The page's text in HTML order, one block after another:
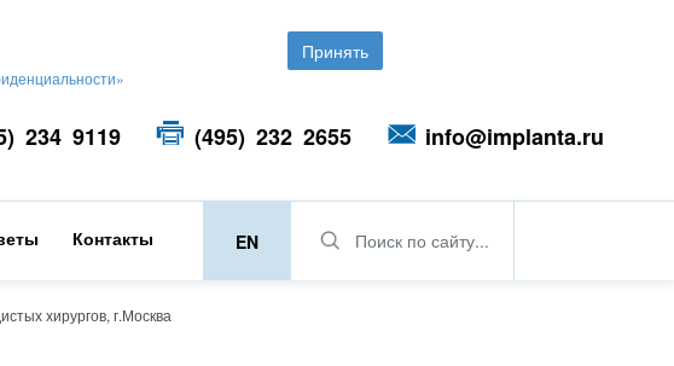
Принять
234 9119 (495) 232 2655 info@implanta.ru
Контакты EN Поиск по сайту...
хирургов, г.Москва